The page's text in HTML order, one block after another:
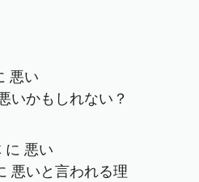
いかもしれない？
悪いと言われる理